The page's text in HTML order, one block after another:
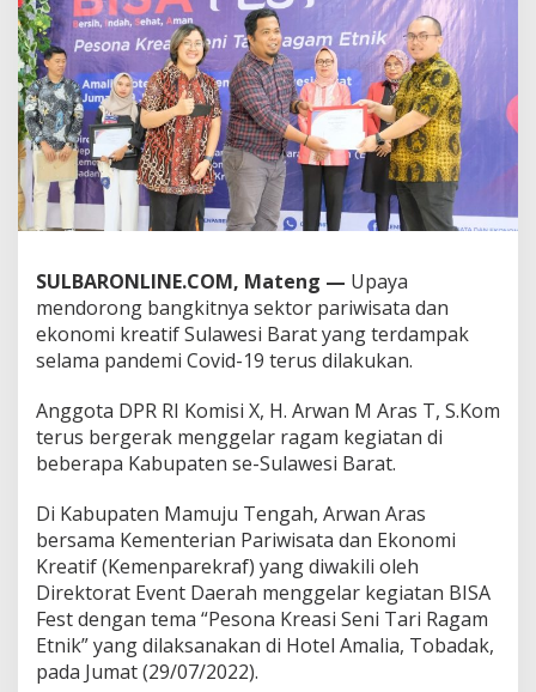
r
a
p
B
u
d
a
y
a
d
a
K
e
s
e
n
a
n
L
o
a
M
a
t
e
n
g
B
SULBARONLINE.COM, Mateng — Upaya
mendorong bangkitnya sektor pariwisata dan
ekonomi kreatif Sulawesi Barat yang terdampak
selama pandemi Covid-19 terus dilakukan.
Anggota DPR RI Komisi X, H. Arwan M Aras T, S.Kom
terus bergerak menggelar ragam kegiatan di
beberapa Kabupaten se-Sulawesi Barat.
Di Kabupaten Mamuju Tengah, Arwan Aras
bersama Kementerian Pariwisata dan Ekonomi
Kreatif (Kemenparekraf) yang diwakili oleh
Direktorat Event Daerah menggelar kegiatan BISA
Fest dengan tema “Pesona Kreasi Seni Tari Ragam
Etnik” yang dilaksanakan di Hotel Amalia, Tobadak,
pada Jumat (29/07/2022).